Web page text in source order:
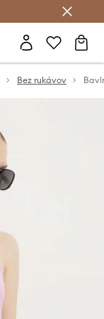
Bez rukávov